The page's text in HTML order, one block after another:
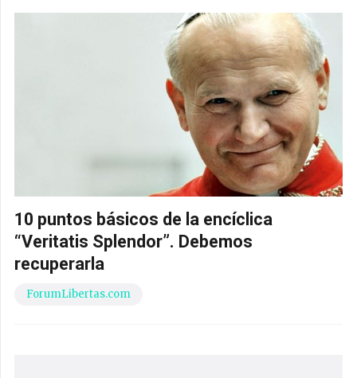
10 puntos básicos de la encíclica
“Veritatis Splendor”. Debemos
recuperarla
ForumLibertas.com